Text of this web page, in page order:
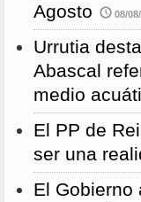
Agosto
08/
Urrutia
Abascal
medio
El PP de
ser una
El Gobierno